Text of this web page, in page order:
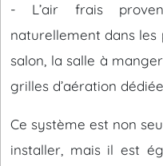
- L’air frais
naturellement dans les
salon, la salle à
grilles d’aération
Ce système est non
installer, mais il est